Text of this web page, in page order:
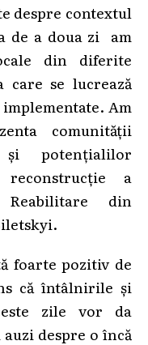
despre contextul
de a doua zi am
din diferite
se lucrează
Am
comunității
și potențialilor
a
din
foarte pozitiv de
că întâlnirile și
zile vor da
despre o încă